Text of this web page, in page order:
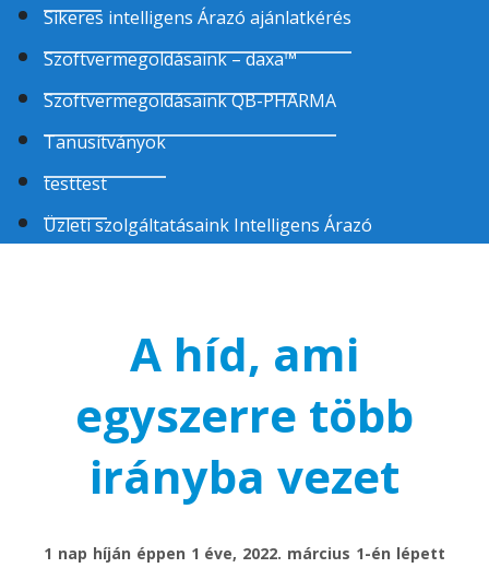
Sikeres intelligens Árazó ajánlatkérés
Szoftvermegoldásaink – daxa™
Szoftvermegoldásaink QB-PHARMA
Tanusítványok
testtest
Üzleti szolgáltatásaink Intelligens Árazó
A híd, ami
egyszerre több
irányba vezet
1 nap híján éppen 1 éve, 2022. március 1-én lépett